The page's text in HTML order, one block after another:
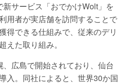
サービス「おでかけWolt」を
用者が実店舗を訪問することで
得できる仕組みで、従来のデリ
えた取り組み。
広島で開始されており、仙台
入。同社によると、世界30か国